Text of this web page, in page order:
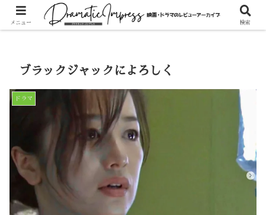
ドラマ
ブラックジャックによろしく
ドラマ
メニュー 検索